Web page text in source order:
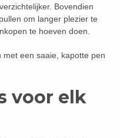
Bovendien
om langer plezier te
te hoeven doen.
met een saaie, kapotte pen
voor elk